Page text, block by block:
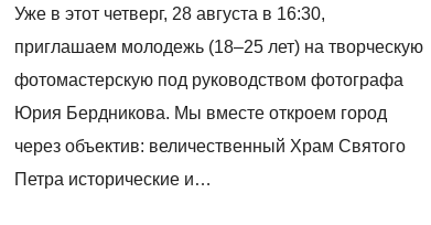
Уже в этот четверг, 28 августа в 16:30,
приглашаем молодежь (18–25 лет) на творческую
фотомастерскую под руководством фотографа
Юрия Бердникова. Мы вместе откроем город
через объектив: величественный Храм Святого
Петра исторические и…